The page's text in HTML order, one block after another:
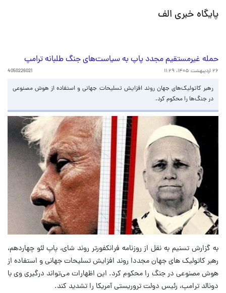
پایگاه خبری الف
حمله غیرمستقیم مجدد پاپ به سیاست‌های جنگ طلبانه ترامپ
۲۶ اردیبهشت ۱۴۰۵، ۱۱:۲۹ 4050226021
رهبر کاتولیک‌های جهان روند افزایش تسلیحات جهانی و استفاده از هوش مصنوعی
در جنگ‌ها را محکوم کرد.
به گزارش تسنیم به نقل از روزنامه فرانکفورتر روند شای، پاپ لئو چهاردهم،
رهبر کاتولیک های جهان مجددا روند افزایش تسلیحات جهانی و استفاده از
هوش مصنوعی در جنگ را محکوم کرد. این اظهارات می‌تواند درگیری وی با
دونالد ترامپ، رئیس دولت تروریستی آمریکا را تشدید کند.